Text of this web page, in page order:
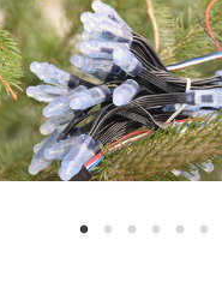
LUMIMORE